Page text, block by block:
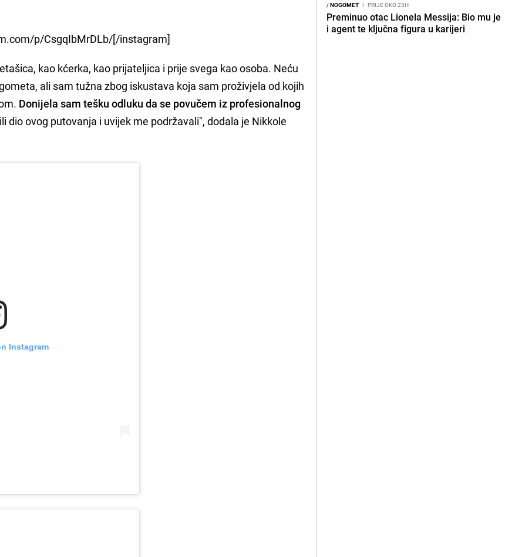
p/CsgqIbMrDLb/[/instagram]
kao kćerka, kao prijateljica i prije svega kao osoba. Neću
ali sam tužna zbog iskustava koja sam proživjela od kojih
Donijela sam tešku odluku da se povučem iz profesionalnog
dio ovog putovanja i uvijek me podržavali", dodala je Nikkole
Instagram
/NOGOMET I PRIJE OKO 23H
Preminuo otac Lionela Messija: Bio mu je
i agent te ključna figura u karijeri